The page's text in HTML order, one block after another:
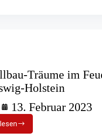
Träume im
Holstein
13. Februar 2023
Modellbau-
Träume